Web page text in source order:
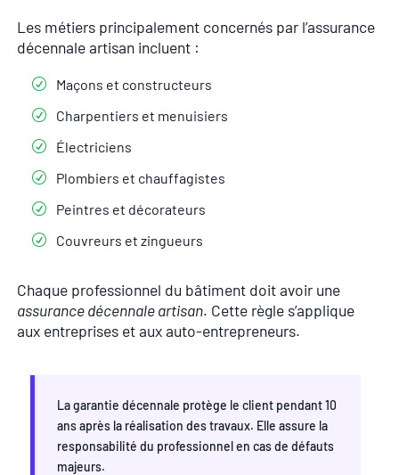
Les métiers principalement concernés par l’assurance
décennale artisan incluent :
Maçons et constructeurs
Charpentiers et menuisiers
Électriciens
Plombiers et chauffagistes
Peintres et décorateurs
Couvreurs et zingueurs
Chaque professionnel du bâtiment doit avoir une
assurance décennale artisan. Cette règle s’applique
aux entreprises et aux auto-entrepreneurs.
La garantie décennale protège le client pendant 10
ans après la réalisation des travaux. Elle assure la
responsabilité du professionnel en cas de défauts
majeurs.